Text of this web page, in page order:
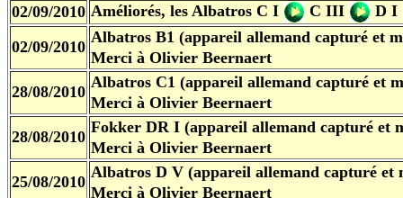
02/09/2010 Améliorés, les Albatros C I C III
D I
02/09/2010
Albatros B1 (appareil allemand capturé et
Merci à Olivier Beernaert
28/08/2010
Albatros C1 (appareil allemand capturé et
Merci à Olivier Beernaert
28/08/2010
Fokker DR I (appareil allemand capturé et
Merci à Olivier Beernaert
25/08/2010
Albatros D V (appareil allemand capturé et
Merci à Olivier Beernaert